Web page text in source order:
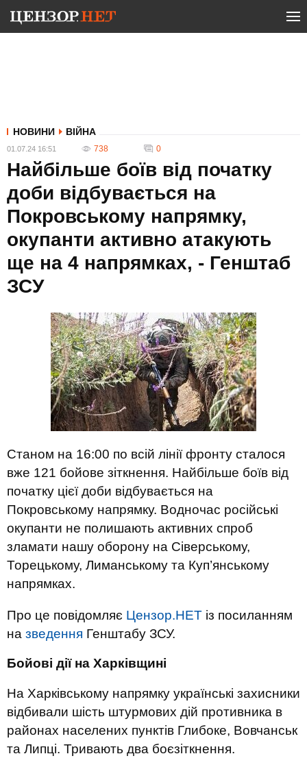
НОВИНИ ВІЙНА
01.07.24 16:51 738 0
Найбільше боїв від початку
доби відбувається на
Покровському напрямку,
окупанти активно атакують
ще на 4 напрямках, - Генштаб
ЗСУ
Станом на 16:00 по всій лінії фронту сталося
вже 121 бойове зіткнення. Найбільше боїв від
початку цієї доби відбувається на
Покровському напрямку. Водночас російські
окупанти не полишають активних спроб
зламати нашу оборону на Сіверському,
Торецькому, Лиманському та Куп’янському
напрямках.
Про це повідомляє Цензор.НЕТ із посиланням
на зведення Генштабу ЗСУ.
Бойові дії на Харківщині
На Харківському напрямку українські захисники
відбивали шість штурмових дій противника в
районах населених пунктів Глибоке, Вовчанськ
та Липці. Тривають два боєзіткнення.